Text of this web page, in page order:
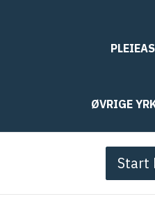
ØVRIGE
Start